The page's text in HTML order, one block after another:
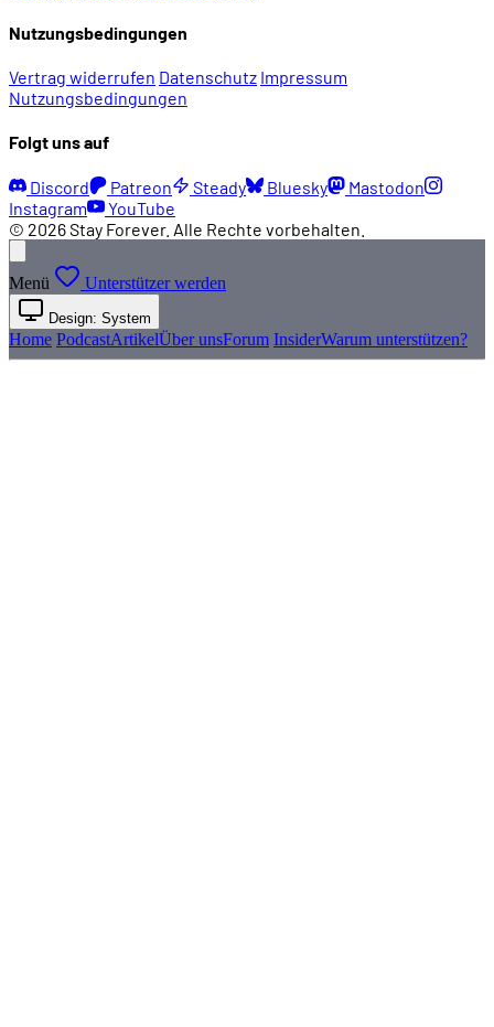
Nutzungsbedingungen
Vertrag widerrufen Datenschutz Impressum
Nutzungsbedingungen
Folgt uns auf
Discord Patreon Steady Bluesky
Mastodon
Instagram
YouTube
© 2026 Stay Forever. Alle Rechte vorbehalten.
Menü Unterstützer werden
Design: System
Home PodcastArtikelÜber unsForum InsiderWarum unterstützen?